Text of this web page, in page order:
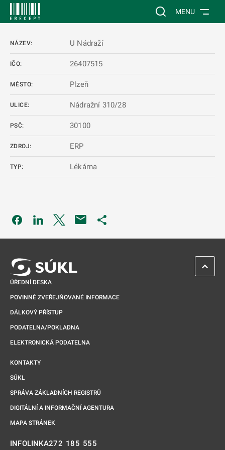
Vyhledávání na
MENU
NÁZEV: U Nádraží
IČO: 26407515
MĚSTO: Plzeň
ULICE: Nádražní 310/28
PSČ: 30100
ZDROJ: ERP
TYP: Lékárna
Odkaz se otevře na nové kartě
Odkaz se otevře na nové kartě
Odkaz se otevře na nové kartě
ÚŘEDNÍ DESKA
POVINNĚ ZVEŘEJŇOVANÉ INFORMACE
DÁLKOVÝ PŘÍSTUP
PODATELNA/POKLADNA
ELEKTRONICKÁ PODATELNA
KONTAKTY
SÚKL
SPRÁVA ZÁKLADNÍCH REGISTRŮ
DIGITÁLNÍ A INFORMAČNÍ AGENTURA
MAPA STRÁNEK
INFOLINKA272 185 555
ZPĚT